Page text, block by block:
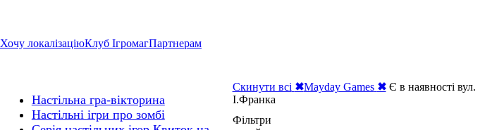
Хочу локалізаціюКлуб ІгромагПартнерам
Настільна гра-вікторина
Настільні ігри про зомбі
Скинути всі ✖Mayday Games ✖Є в наявності вул.
І.Франка
Фільтри